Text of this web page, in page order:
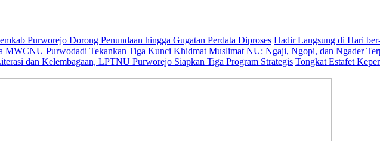
Purworejo Dorong Penundaan hingga Gugatan Perdata Diproses Hadir Langsung di Hari
MWCNU Purwodadi Tekankan Tiga Kunci Khidmat Muslimat NU: Ngaji, Ngopi, dan Ngader
dan Kelembagaan, LPTNU Purworejo Siapkan Tiga Program Strategis Tongkat Estafet